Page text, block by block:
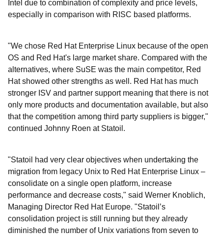
Intel due to combination of complexity and price levels,
especially in comparison with RISC based platforms.
"We chose Red Hat Enterprise Linux because of the open
OS and Red Hat's large market share. Compared with the
alternatives, where SuSE was the main competitor, Red
Hat showed other strengths as well. Red Hat has much
stronger ISV and partner support meaning that there is not
only more products and documentation available, but also
that the competition among third party suppliers is bigger,"
continued Johnny Roen at Statoil.
"Statoil had very clear objectives when undertaking the
migration from legacy Unix to Red Hat Enterprise Linux –
consolidate on a single open platform, increase
performance and decrease costs," said Werner Knoblich,
Managing Director Red Hat Europe. "Statoil’s
consolidation project is still running but they already
diminished the number of Unix variations from seven to